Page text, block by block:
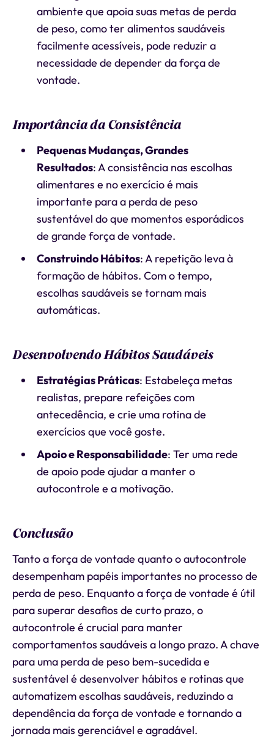
ambiente que apoia suas metas de perda
de peso, como ter alimentos saudáveis
facilmente acessíveis, pode reduzir a
necessidade de depender da força de
vontade.
Importância da Consistência
Pequenas Mudanças, Grandes
Resultados: A consistência nas escolhas
alimentares e no exercício é mais
importante para a perda de peso
sustentável do que momentos esporádicos
de grande força de vontade.
Construindo Hábitos: A repetição leva à
formação de hábitos. Com o tempo,
escolhas saudáveis se tornam mais
automáticas.
Desenvolvendo Hábitos Saudáveis
Estratégias Práticas: Estabeleça metas
realistas, prepare refeições com
antecedência, e crie uma rotina de
exercícios que você goste.
Apoio e Responsabilidade: Ter uma rede
de apoio pode ajudar a manter o
autocontrole e a motivação.
Conclusão
Tanto a força de vontade quanto o autocontrole
desempenham papéis importantes no processo de
perda de peso. Enquanto a força de vontade é útil
para superar desafios de curto prazo, o
autocontrole é crucial para manter
comportamentos saudáveis a longo prazo. A chave
para uma perda de peso bem-sucedida e
sustentável é desenvolver hábitos e rotinas que
automatizem escolhas saudáveis, reduzindo a
dependência da força de vontade e tornando a
jornada mais gerenciável e agradável.